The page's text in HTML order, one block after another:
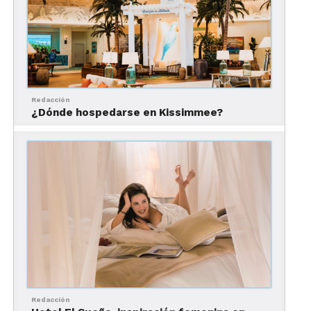
En esta época, es necesario reservar propiedades
que, por la emergencia sanitaria, la situación de los
países cambia constantemente.
Toma en cuenta que si el alojamiento cuenta con
cancelación flexible, en caso de no poder viajar o
si hubo un cambio de planes por restricciones,
puedas cancelar sin ningún costo.
3. Uso de la tecnología
Redacción
¿Dónde hospedarse en Kissimmee?
Redacción